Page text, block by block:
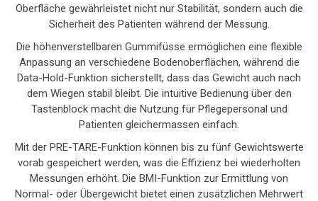
Oberfläche gewährleistet nicht nur Stabilität, sondern auch die
Sicherheit des Patienten während der Messung.
Die höhenverstellbaren Gummifüsse ermöglichen eine flexible
Anpassung an verschiedene Bodenoberflächen, während die
Data-Hold-Funktion sicherstellt, dass das Gewicht auch nach
dem Wiegen stabil bleibt. Die intuitive Bedienung über den
Tastenblock macht die Nutzung für Pflegepersonal und
Patienten gleichermassen einfach.
Mit der PRE-TARE-Funktion können bis zu fünf Gewichtswerte
vorab gespeichert werden, was die Effizienz bei wiederholten
Messungen erhöht. Die BMI-Funktion zur Ermittlung von
Normal- oder Übergewicht bietet einen zusätzlichen Mehrwert